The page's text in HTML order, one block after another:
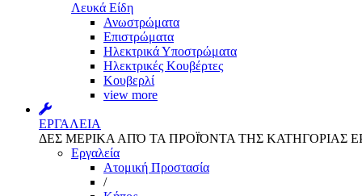
Λευκά Είδη
Ανωστρώματα
Επιστρώματα
Ηλεκτρικά Υποστρώματα
Ηλεκτρικές Κουβέρτες
Κουβερλί
view more
ΕΡΓΑΛΕΙΑ
ΔΕΣ ΜΕΡΙΚΑ ΑΠΌ ΤΑ ΠΡΟΪΌΝΤΑ ΤΗΣ ΚΑΤΗΓΟΡΙΑΣ
Εργαλεία
Aτομική Προστασία
/